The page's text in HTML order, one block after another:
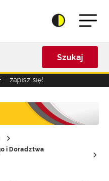
Szukaj
– zapisz się!
i Doradztwa